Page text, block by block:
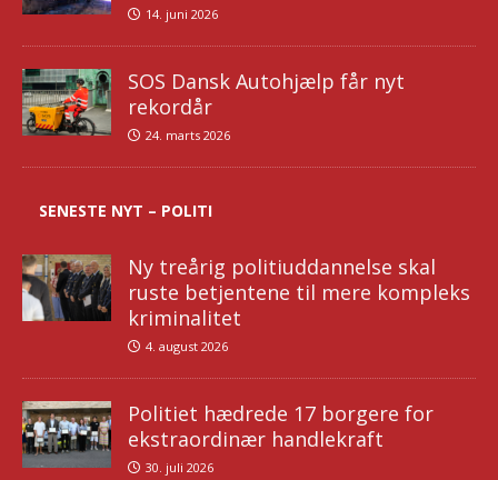
14. juni 2026
SOS Dansk Autohjælp får nyt
rekordår
24. marts 2026
SENESTE NYT – POLITI
Ny treårig politiuddannelse skal
ruste betjentene til mere kompleks
kriminalitet
4. august 2026
Politiet hædrede 17 borgere for
ekstraordinær handlekraft
30. juli 2026